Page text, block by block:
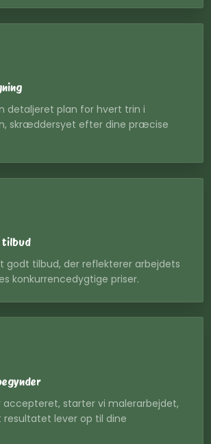
detaljeret plan for hvert trin i
skræddersyet efter dine præcise
tilbud
godt tilbud, der reflekterer arbejdets
konkurrencedygtige priser.
accepteret, starter vi malerarbejdet,
resultatet lever op til dine